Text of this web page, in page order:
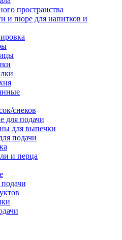
пространства
и пюре для напитков и
снеков
для подачи
для выпечки
подачи
и перца